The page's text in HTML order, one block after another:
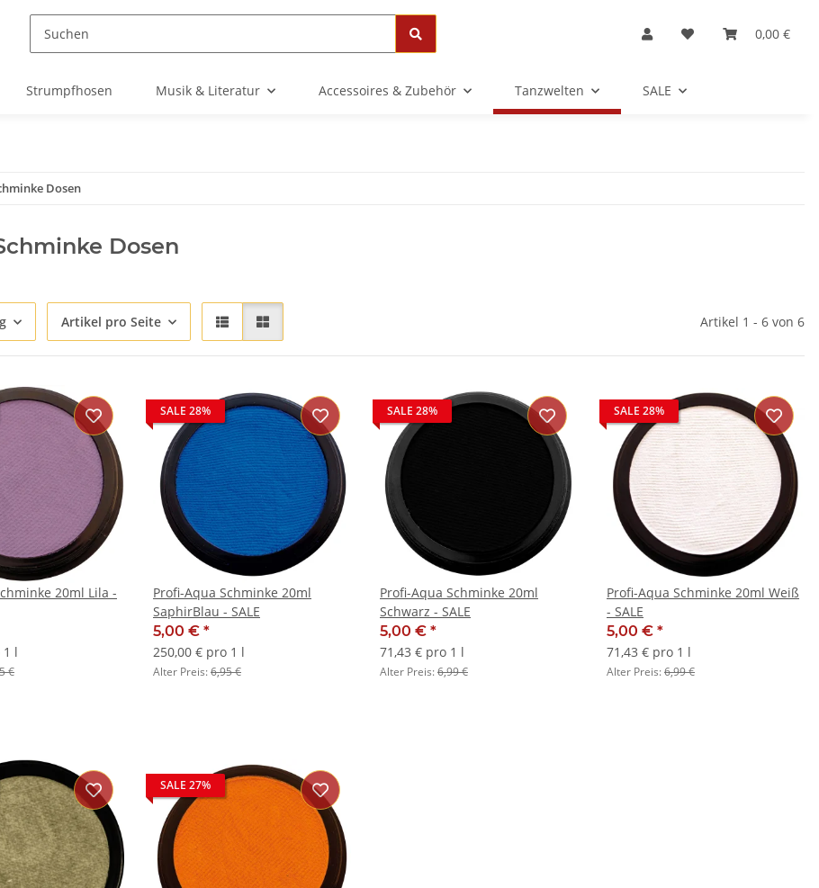
0,00 €
Strumpfhosen Musik & Literatur Accessoires & Zubehör Tanzwelten SALE
Dosen
Dosen
Artikel pro Seite Artikel 1 - 6 von 6
20ml Lila -
1 l
€
SALE 28%
Profi-Aqua Schminke 20ml
SaphirBlau - SALE
5,00 € *
250,00 € pro 1 l
Alter Preis:6,95 €
SALE 28%
Profi-Aqua Schminke 20ml
Schwarz - SALE
5,00 € *
71,43 € pro 1 l
Alter Preis:6,99 €
SALE 28%
Profi-Aqua Schminke 20ml Weiß
- SALE
5,00 € *
71,43 € pro 1 l
Alter Preis:6,99 €
SALE 27%